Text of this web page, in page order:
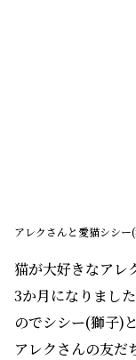
アレクさんと愛猫シシ
猫が大好きなアレ
3か月になりまし
のでシシー(獅子)
アレクさんの友だ